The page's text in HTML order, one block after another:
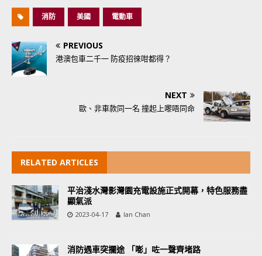
消防 美國 電動車
PREVIOUS
港澳包車二千一 防疫招徠咁都得？
NEXT
歐、非車款同一名 撞起上嚟唔同命
RELATED ARTICLES
平治淺水灣影灣園充電設施正式開幕，特色服務盡
顯氣派
2023-04-17 Ian Chan
消防遇車突攔途 「嘭」咗一聲齊堵路